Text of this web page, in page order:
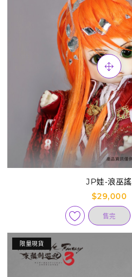
JP娃-浪巫謠
$29,000
售完
限量現貨